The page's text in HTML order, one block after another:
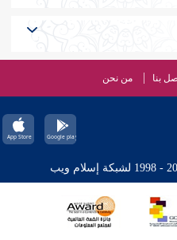
بنا من نحن